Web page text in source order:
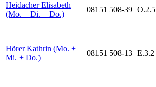
Heidacher Elisabeth
(Mo. + Di. + Do.)
08151 508-39 O.2.5
Hörer Kathrin (Mo. +
Mi. + Do.)
08151 508-13 E.3.2